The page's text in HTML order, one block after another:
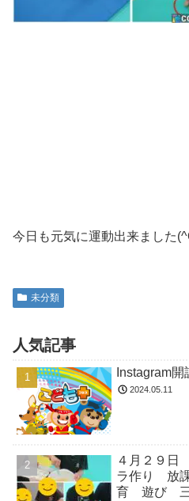
今日も元気に運動出来ました
未分類
人気記事
Instagram
2024.05.11
４月２９
ラ作り 放
育 遊び